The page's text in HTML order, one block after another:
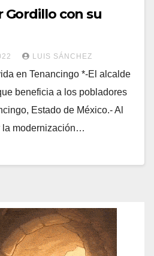
con su
LUIS SÁNCHEZ
en Tenancingo *-El alcalde
beneficia a los pobladores
Estado de México.- Al
la modernización…